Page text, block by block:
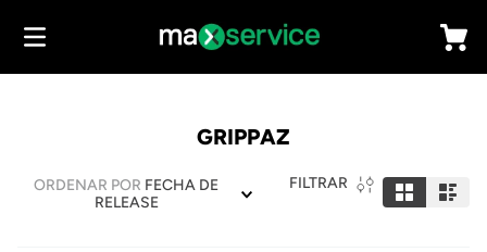
GRIPPAZ
ORDENAR POR FECHA DE
RELEASE
FILTRAR